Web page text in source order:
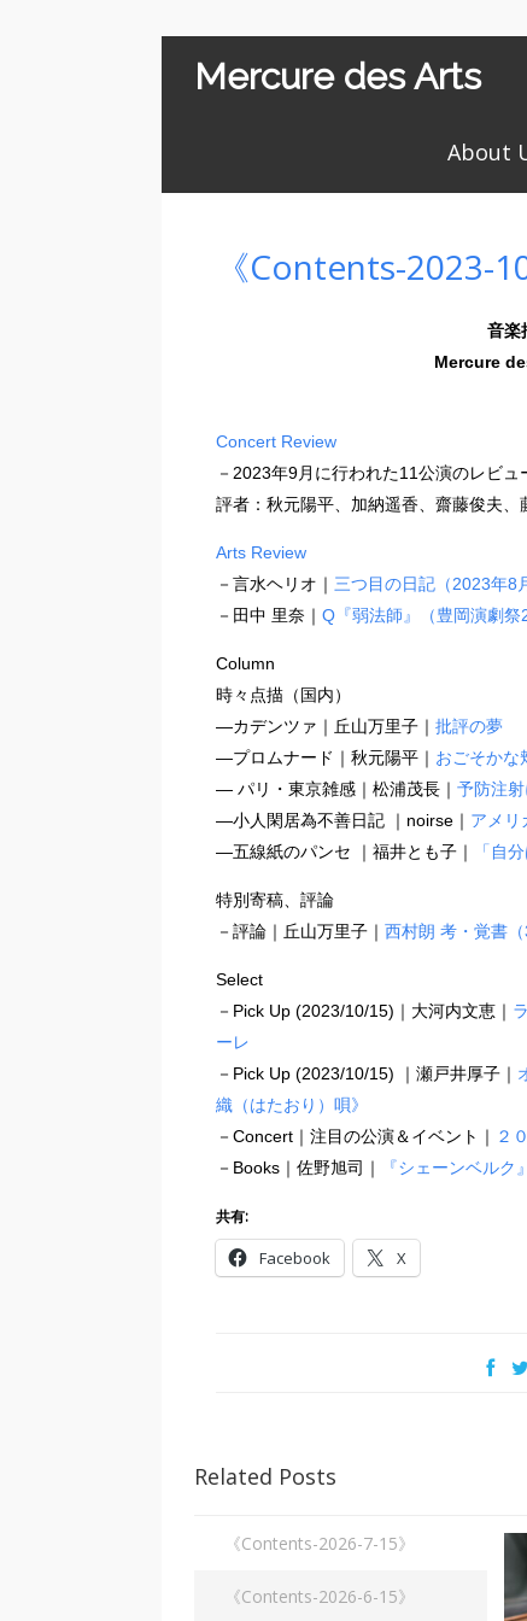
Mercure des Arts
About
《Contents-2023-
音楽
Mercure
Concert Review
－2023年9月に行われた11公演のレビュ
評者：秋元陽平、加納遥香、齋藤俊夫
Arts Review
－言水ヘリオ｜ 三つ目の日記（2023年8
－田中 里奈｜ Q『弱法師』（豊岡演劇祭
Column
時々点描（国内）
―カデンツァ｜丘山万里子｜ 批評の夢
―プロムナード｜秋元陽平｜ おごそかな
― パリ・東京雑感｜松浦茂長｜ 予防注
―小人閑居為不善日記 ｜noirse｜ アメ
―五線紙のパンセ ｜福井とも子｜
「自
特別寄稿、評論
－評論｜丘山万里子｜ 西村朗 考・覚書
Select
－Pick Up (2023/10/15)｜大河内文恵｜
ーレ
－Pick Up (2023/10/15) ｜瀬戸井厚子｜
織（はたおり）唄》
－Concert｜注目の公演＆イベント｜ ２
－Books｜佐野旭司｜
『シェーンベルク』
共有:
Facebook X
Related Posts
《Contents-2026-7-15》
《Contents-2026-6-15》